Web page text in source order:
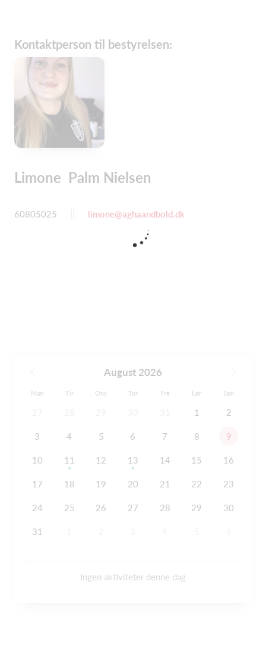
Kontaktperson til bestyrelsen:
Limone Palm Nielsen
60805025 limone@aghaandbold.dk
August 2026
Man Tir Ons Tor Fre Lør Søn
1 2
3 4 5 6 7 8 9
10 11 12 13 14 15 16
17 18 19 20 21 22 23
24 25 26 27 28 29 30
31
Ingen aktiviteter denne dag